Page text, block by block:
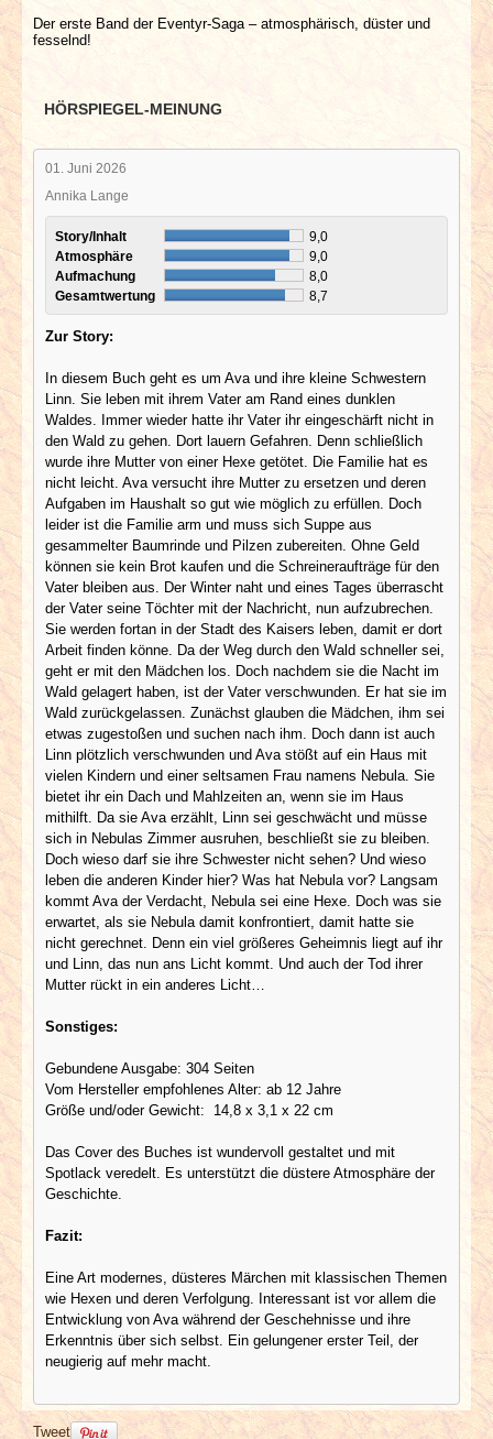
Der erste Band der Eventyr-Saga – atmosphärisch, düster und
fesselnd!
HÖRSPIEGEL-MEINUNG
01. Juni 2026
Annika Lange
Story/Inhalt
9,0
Atmosphäre
9,0
Aufmachung
8,0
Gesamtwertung
8,7
Zur Story:
In diesem Buch geht es um Ava und ihre kleine Schwestern
Linn. Sie leben mit ihrem Vater am Rand eines dunklen
Waldes. Immer wieder hatte ihr Vater ihr eingeschärft nicht in
den Wald zu gehen. Dort lauern Gefahren. Denn schließlich
wurde ihre Mutter von einer Hexe getötet. Die Familie hat es
nicht leicht. Ava versucht ihre Mutter zu ersetzen und deren
Aufgaben im Haushalt so gut wie möglich zu erfüllen. Doch
leider ist die Familie arm und muss sich Suppe aus
gesammelter Baumrinde und Pilzen zubereiten. Ohne Geld
können sie kein Brot kaufen und die Schreineraufträge für den
Vater bleiben aus. Der Winter naht und eines Tages überrascht
der Vater seine Töchter mit der Nachricht, nun aufzubrechen.
Sie werden fortan in der Stadt des Kaisers leben, damit er dort
Arbeit finden könne. Da der Weg durch den Wald schneller sei,
geht er mit den Mädchen los. Doch nachdem sie die Nacht im
Wald gelagert haben, ist der Vater verschwunden. Er hat sie im
Wald zurückgelassen. Zunächst glauben die Mädchen, ihm sei
etwas zugestoßen und suchen nach ihm. Doch dann ist auch
Linn plötzlich verschwunden und Ava stößt auf ein Haus mit
vielen Kindern und einer seltsamen Frau namens Nebula. Sie
bietet ihr ein Dach und Mahlzeiten an, wenn sie im Haus
mithilft. Da sie Ava erzählt, Linn sei geschwächt und müsse
sich in Nebulas Zimmer ausruhen, beschließt sie zu bleiben.
Doch wieso darf sie ihre Schwester nicht sehen? Und wieso
leben die anderen Kinder hier? Was hat Nebula vor? Langsam
kommt Ava der Verdacht, Nebula sei eine Hexe. Doch was sie
erwartet, als sie Nebula damit konfrontiert, damit hatte sie
nicht gerechnet. Denn ein viel größeres Geheimnis liegt auf ihr
und Linn, das nun ans Licht kommt. Und auch der Tod ihrer
Mutter rückt in ein anderes Licht…
Sonstiges:
Gebundene Ausgabe: 304 Seiten
Vom Hersteller empfohlenes Alter: ab 12 Jahre
Größe und/oder Gewicht: ‎ 14,8 x 3,1 x 22 cm
Das Cover des Buches ist wundervoll gestaltet und mit
Spotlack veredelt. Es unterstützt die düstere Atmosphäre der
Geschichte.
Fazit:
Eine Art modernes, düsteres Märchen mit klassischen Themen
wie Hexen und deren Verfolgung. Interessant ist vor allem die
Entwicklung von Ava während der Geschehnisse und ihre
Erkenntnis über sich selbst. Ein gelungener erster Teil, der
neugierig auf mehr macht.
Tweet